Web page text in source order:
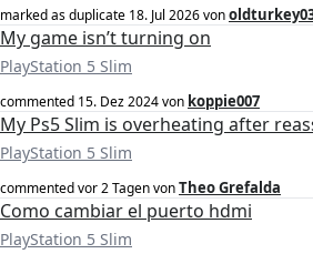
marked as duplicate 18. Jul 2026von
My game isn’t turning on
PlayStation 5 Slim
commented 15. Dez 2024von koppie007
My Ps5 Slim is overheating after
PlayStation 5 Slim
commentedvor 2 TagenvonTheo Grefalda
Como cambiar el puerto hdmi
PlayStation 5 Slim